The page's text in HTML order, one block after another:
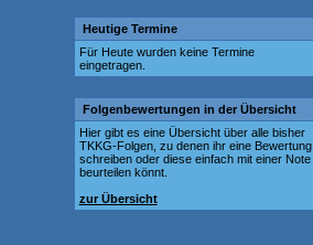
Heutige Termine
Für Heute wurden keine Termine
eingetragen.
Folgenbewertungen in der Übersicht
Hier gibt es eine Übersicht über alle bisher
TKKG-Folgen, zu denen ihr eine Bewertung
schreiben oder diese einfach mit einer Note
beurteilen könnt.
zur Übersicht